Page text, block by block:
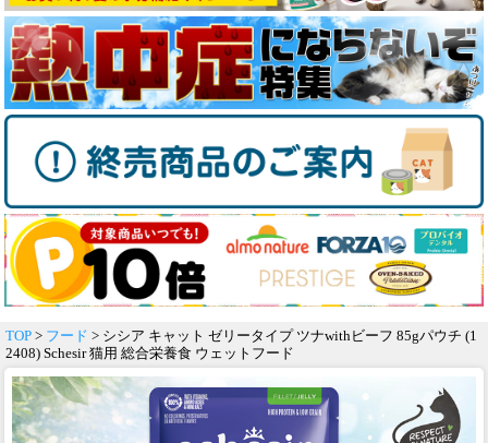
TOP > フード > シシア キャット ゼリータイプ ツナwithビーフ 85gパウチ (1
2408) Schesir 猫用 総合栄養食 ウェットフード